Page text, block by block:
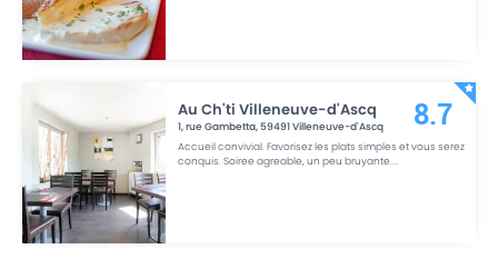
Au Ch'ti Villeneuve-d'Ascq
1, rue Gambetta,59491Villeneuve-d'Ascq
Accueil convivial. Favorisez les plats simples et vous serez
conquis. Soiree agreable, un peu bruyante....
8.7